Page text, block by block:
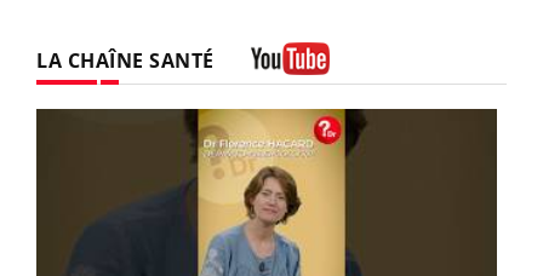
LA CHAÎNE SANTÉ